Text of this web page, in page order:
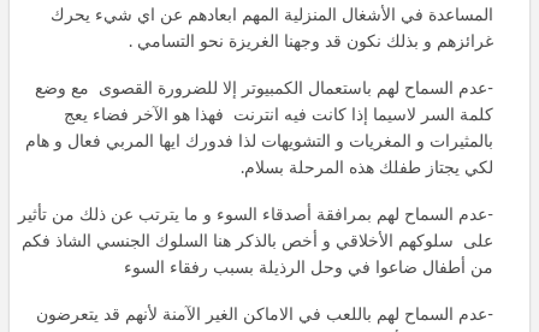
المساعدة في الأشغال المنزلية المهم ابعادهم عن اي شيء يحرك
غرائزهم و بذلك نكون قد وجهنا الغريزة نحو التسامي .
-عدم السماح لهم باستعمال الكمبيوتر إلا للضرورة القصوى مع وضع
كلمة السر لاسيما إذا كانت فيه انترنت فهذا هو الآخر فضاء يعج
بالمثيرات و المغريات و التشويهات لذا فدورك ايها المربي فعال و هام
لكي يجتاز طفلك هذه المرحلة بسلام.
-عدم السماح لهم بمرافقة أصدقاء السوء و ما يترتب عن ذلك من تأثير
على سلوكهم الأخلاقي و أخص بالذكر هنا السلوك الجنسي الشاذ فكم
من أطفال ضاعوا في وحل الرذيلة بسبب رفقاء السوء
-عدم السماح لهم باللعب في الاماكن الغير الآمنة لأنهم قد يتعرضون